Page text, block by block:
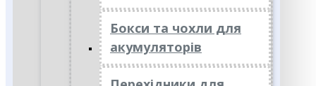
Бокси та чохли для
акумуляторів